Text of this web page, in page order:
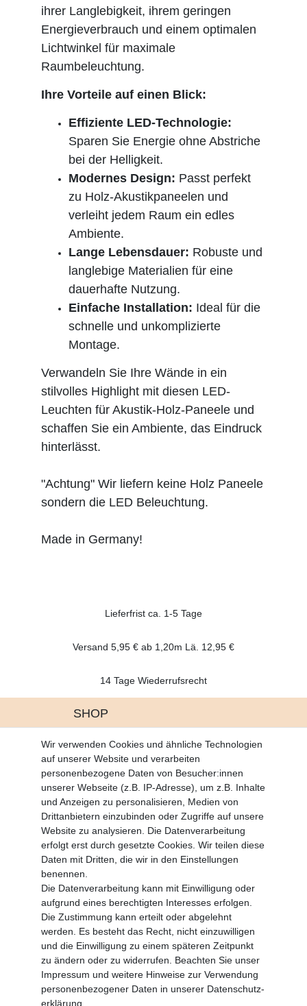
ihrer Langlebigkeit, ihrem geringen
Energieverbrauch und einem optimalen
Lichtwinkel für maximale
Raumbeleuchtung.
Ihre Vorteile auf einen Blick:
Effiziente LED-Technologie:
Sparen Sie Energie ohne Abstriche
bei der Helligkeit.
Modernes Design: Passt perfekt
zu Holz-Akustikpaneelen und
verleiht jedem Raum ein edles
Ambiente.
Lange Lebensdauer: Robuste und
langlebige Materialien für eine
dauerhafte Nutzung.
Einfache Installation: Ideal für die
schnelle und unkomplizierte
Montage.
Verwandeln Sie Ihre Wände in ein
stilvolles Highlight mit diesen LED-
Leuchten für Akustik-Holz-Paneele und
schaffen Sie ein Ambiente, das Eindruck
hinterlässt.
"Achtung" Wir liefern keine Holz Paneele
sondern die LED Beleuchtung.
Made in Germany!
Lieferfrist ca. 1-5 Tage
Versand 5,95 € ab 1,20m Lä. 12,95 €
14 Tage Wiederrufsrecht
SHOP
Battrerie Gesetz
Fragen und Antworten
Zahlungsarten
MEIN KONTO
Altgeräte Verordnung
Login
Registrieren
Vertrag widerrufen
SERVICE
Info Material als PDF
Versand
Rückrufe
Galerie
Wir verwenden Cookies und ähnliche Technologien
auf unserer Website und verarbeiten
personenbezogene Daten von Besucher:innen
unserer Webseite (z.B. IP-Adresse), um z.B. Inhalte
und Anzeigen zu personalisieren, Medien von
Drittanbietern einzubinden oder Zugriffe auf unsere
Website zu analysieren. Die Datenverarbeitung
erfolgt erst durch gesetzte Cookies. Wir teilen diese
Daten mit Dritten, die wir in den Einstellungen
benennen.
Die Datenverarbeitung kann mit Einwilligung oder
aufgrund eines berechtigten Interesses erfolgen.
Die Zustimmung kann erteilt oder abgelehnt
werden. Es besteht das Recht, nicht einzuwilligen
und die Einwilligung zu einem späteren Zeitpunkt
zu ändern oder zu widerrufen. Beachten Sie unser
Impressum und weitere Hinweise zur Verwendung
personenbezogener Daten in unserer Daten­schutz­
erklärung